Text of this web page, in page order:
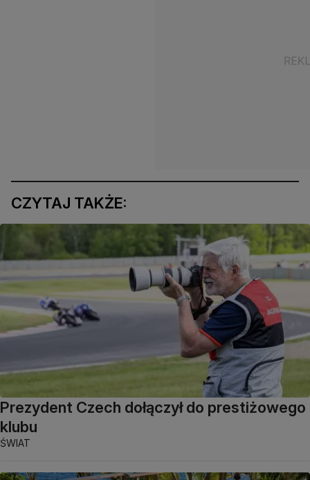
CZYTAJ TAKŻE:
Prezydent Czech dołączył do prestiżowego
klubu
ŚWIAT